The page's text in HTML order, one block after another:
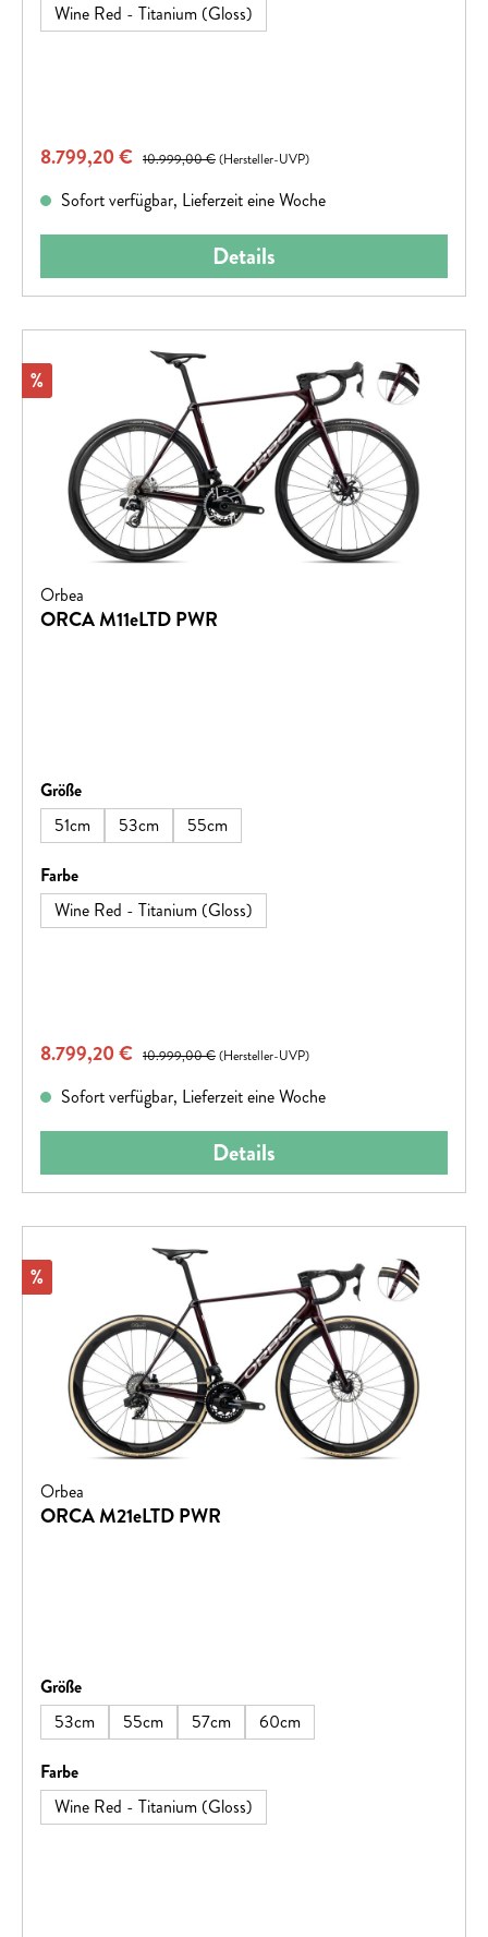
Wine Red - Titanium (Gloss)
Verkaufspreis:
8.799,20 € Regulärer Preis:
10.999,00 €(Hersteller-UVP)
Sofort verfügbar, Lieferzeit eine Woche
Details
Rabatt
%
Orbea
ORCA M11eLTD PWR
Größeauswählen
51cm
53cm
55cm
Farbeauswählen
Wine Red - Titanium (Gloss)
Verkaufspreis:
8.799,20 € Regulärer Preis:
10.999,00 €(Hersteller-UVP)
Sofort verfügbar, Lieferzeit eine Woche
Details
Rabatt
%
Orbea
ORCA M21eLTD PWR
Größeauswählen
53cm
55cm 57cm
60cm
Farbeauswählen
Wine Red - Titanium (Gloss)